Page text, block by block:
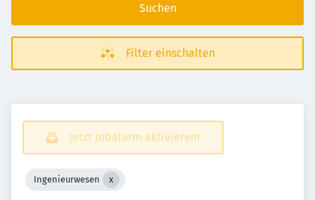
Suchen
Filter einschalten
Jetzt Jobalarm aktivieren!
Ingenieurwesen